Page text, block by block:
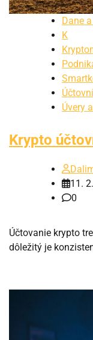
Dane
K
Úvery
Krypto
11.
0
Účtovanie krypto
dôležitý je